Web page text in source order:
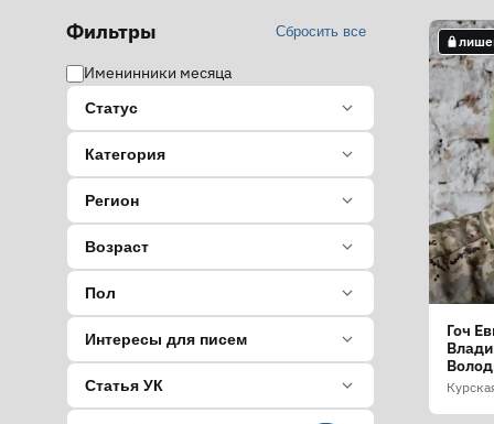
Фильтры Сбросить все
Именинники месяца
Статус
Категория
Регион
Возраст
Пол
Интересы для писем
Статья УК
Гоч